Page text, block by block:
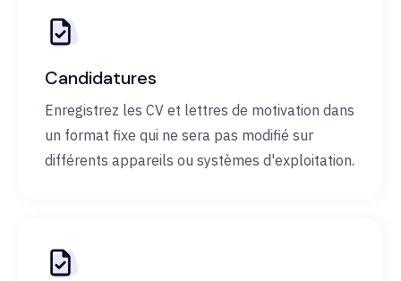
Candidatures
Enregistrez les CV et lettres de motivation dans
un format fixe qui ne sera pas modifié sur
différents appareils ou systèmes d'exploitation.